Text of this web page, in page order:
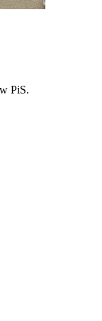
PiS.